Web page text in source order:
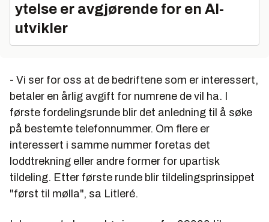
ytelse er avgjørende for en AI-
utvikler
- Vi ser for oss at de bedriftene som er interessert,
betaler en årlig avgift for numrene de vil ha. I
første fordelingsrunde blir det anledning til å søke
på bestemte telefonnummer. Om flere er
interessert i samme nummer foretas det
loddtrekning eller andre former for upartisk
tildeling. Etter første runde blir tildelingsprinsippet
"først til mølla", sa Litleré.